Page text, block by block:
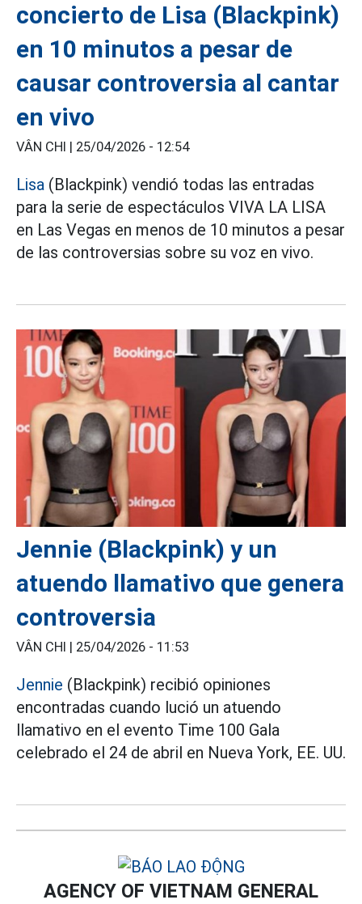
concierto de Lisa (Blackpink)
en 10 minutos a pesar de
causar controversia al cantar
en vivo
VÂN CHI | 25/04/2026 - 12:54
Lisa (Blackpink) vendió todas las entradas
para la serie de espectáculos VIVA LA LISA
en Las Vegas en menos de 10 minutos a pesar
de las controversias sobre su voz en vivo.
Jennie (Blackpink) y un
atuendo llamativo que genera
controversia
VÂN CHI | 25/04/2026 - 11:53
Jennie (Blackpink) recibió opiniones
encontradas cuando lució un atuendo
llamativo en el evento Time 100 Gala
celebrado el 24 de abril en Nueva York, EE. UU.
AGENCY OF VIETNAM GENERAL